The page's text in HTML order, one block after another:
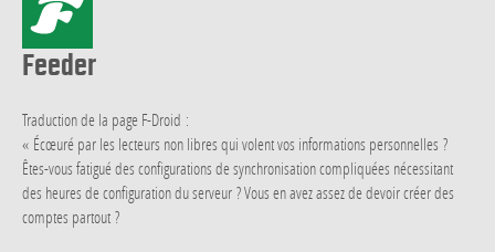
Feeder
Traduction de la page F-Droid :
« Écœuré par les lecteurs non libres qui volent vos informations personnelles ?
Êtes-vous fatigué des configurations de synchronisation compliquées nécessitant
des heures de configuration du serveur ? Vous en avez assez de devoir créer des
comptes partout ?